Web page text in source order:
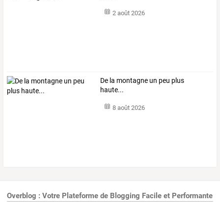
2 août 2026
De la montagne un peu plus
haute...
8 août 2026
Overblog : Votre Plateforme de Blogging Facile et Performante